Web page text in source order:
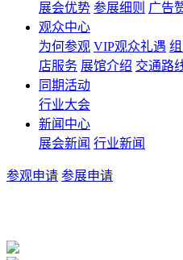
展会优势 参展细则 广告
观众中心
为何参观 VIP观众礼遇
店服务 展馆介绍 交通路
同期活动
行业大会
新闻中心
展会新闻 行业新闻
参观申请 参展申请